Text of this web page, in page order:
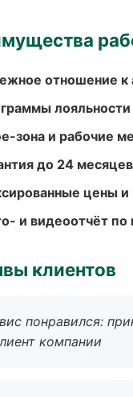
отношение
зона и рабочие
до 24
цены
и видеоотчёт
клиентов
понравился:
компании